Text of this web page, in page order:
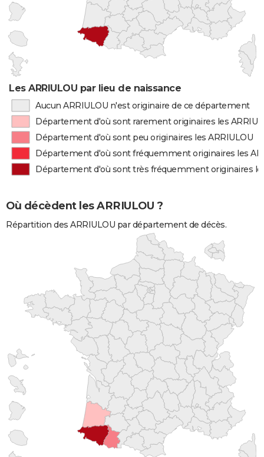
Les ARRIULOU par lieu de naissance
Aucun ARRIULOU n'est originaire de ce département
Département d'où sont rarement originaires les
Département d'où sont peu originaires les ARRIULOU
Département d'où sont fréquemment originaires les
Département d'où sont très fréquemment originaires
Où décèdent les ARRIULOU ?
Répartition des ARRIULOU par département de décès.